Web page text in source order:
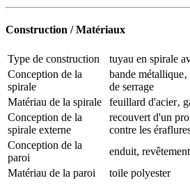
Construction / Matériaux
Type de construction
tuyau en spirale
Conception de la
spirale
bande
de serrage
Matériau de la spirale
feuillard d'acier‚
Conception de la
spirale externe
recouvert d'un
contre les
Conception de la
paroi
enduit,
Matériau de la paroi
toile polyester